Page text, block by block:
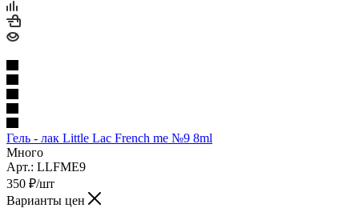
Гель - лак Little Lac French me №9 8ml
Много
Арт.: LLFME9
350 ₽/шт
Варианты цен